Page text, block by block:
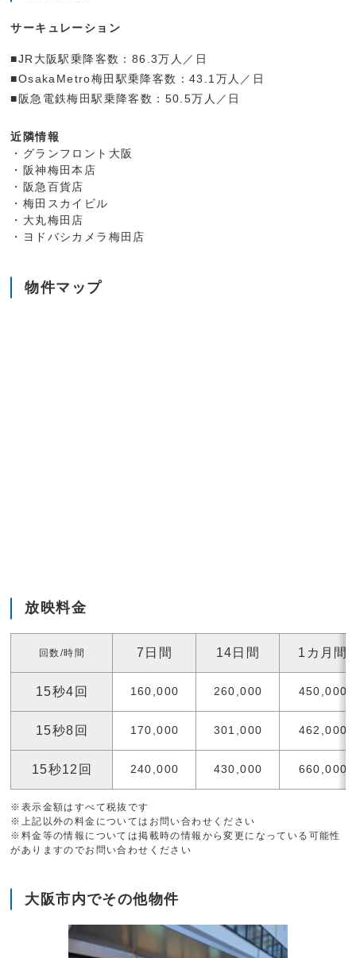
サーキュレーション
■JR大阪駅乗降客数：86.3万人／日
■OsakaMetro梅田駅乗降客数：43.1万人／日
■阪急電鉄梅田駅乗降客数：50.5万人／日
近隣情報
・グランフロント大阪
・阪神梅田本店
・阪急百貨店
・梅田スカイビル
・大丸梅田店
・ヨドバシカメラ梅田店
物件マップ
放映料金
回数/時間 7日間 14日間 1カ月間
15秒4回 160,000 260,000 450,000
15秒8回 170,000 301,000 462,000
15秒12回 240,000 430,000 660,000
※表示金額はすべて税抜です
※上記以外の料金についてはお問い合わせください
※料金等の情報については掲載時の情報から変更になっている可能性
がありますのでお問い合わせください
大阪市内でその他物件